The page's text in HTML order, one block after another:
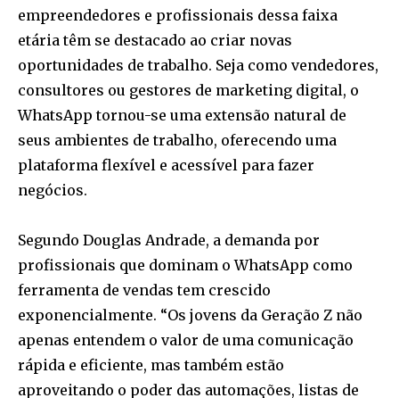
empreendedores e profissionais dessa faixa
etária têm se destacado ao criar novas
oportunidades de trabalho. Seja como vendedores,
consultores ou gestores de marketing digital, o
WhatsApp tornou-se uma extensão natural de
seus ambientes de trabalho, oferecendo uma
plataforma flexível e acessível para fazer
negócios.
Segundo Douglas Andrade, a demanda por
profissionais que dominam o WhatsApp como
ferramenta de vendas tem crescido
exponencialmente. “Os jovens da Geração Z não
apenas entendem o valor de uma comunicação
rápida e eficiente, mas também estão
aproveitando o poder das automações, listas de